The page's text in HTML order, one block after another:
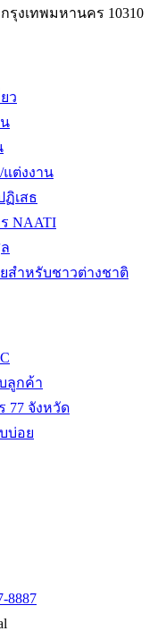
กรุงเทพมหานคร 10310
ว
ต่งงาน
เสธ
NAATI
สำหรับชาวต่างชาติ
ลูกค้า
77 จังหวัด
บ่อย
8887